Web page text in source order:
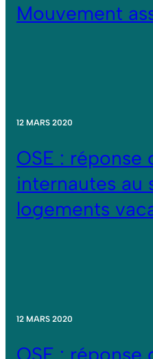
Mouvement
12 MARS 2020
OSE : réponse
internautes au
logements
12 MARS 2020
OSE : réponse